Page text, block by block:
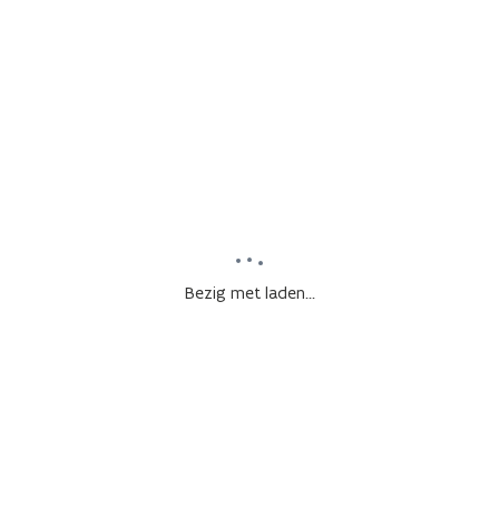
Bezig met laden...